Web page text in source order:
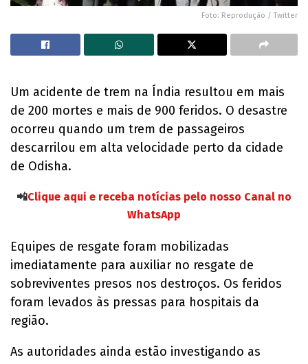
Foto: Reprodução / Twitter
Um acidente de trem na Índia resultou em mais
de 200 mortes e mais de 900 feridos. O desastre
ocorreu quando um trem de passageiros
descarrilou em alta velocidade perto da cidade
de Odisha.
📲Clique aqui e receba notícias pelo nosso Canal no
WhatsApp
Equipes de resgate foram mobilizadas
imediatamente para auxiliar no resgate de
sobreviventes presos nos destroços. Os feridos
foram levados às pressas para hospitais da
região.
As autoridades ainda estão investigando as